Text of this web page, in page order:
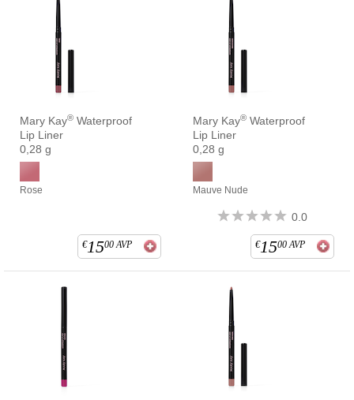
Mary Kay® Waterproof
Lip Liner
0,28 g
Rose
€1500 AVP
Mary Kay® Waterproof
Lip Liner
0,28 g
Mauve Nude
0.0
€1500 AVP